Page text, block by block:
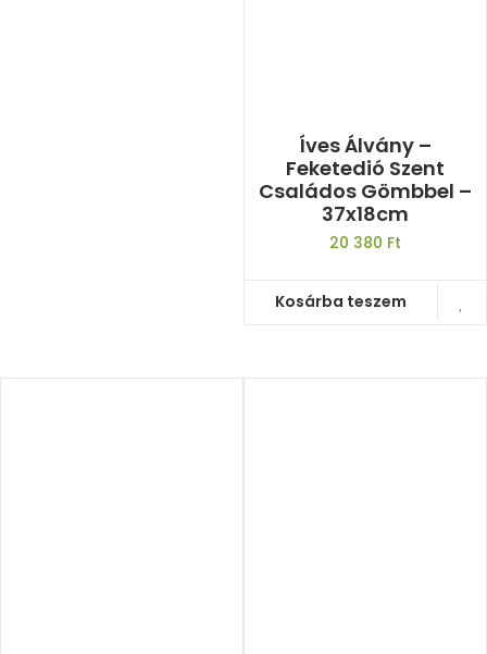
Íves Álvány –
Feketedió Szent
Családos Gömbbel –
37x18cm
20 380 Ft
Kosárba teszem